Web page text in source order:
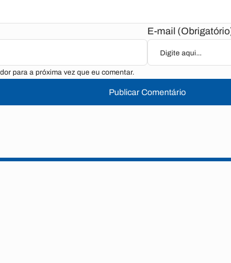
E-mail
para a próxima vez que eu comentar.
Publicar Comentário